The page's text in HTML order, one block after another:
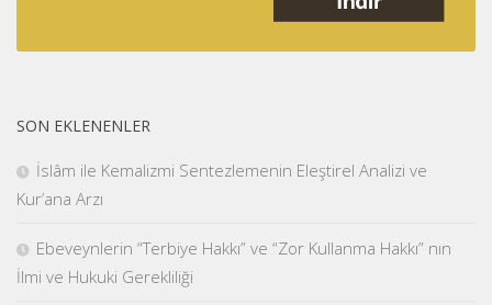
SON EKLENENLER
İslâm ile Kemalizmi Sentezlemenin Eleştirel Analizi ve
Kur’ana Arzı
Ebeveynlerin “Terbiye Hakkı” ve “Zor Kullanma Hakkı” nın
İlmi ve Hukuki Gerekliliği